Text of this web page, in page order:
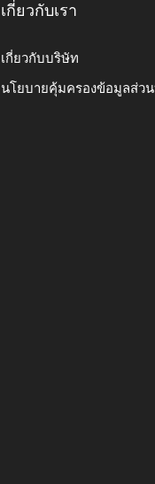
เกี่ยวกับเรา
เกี่ยวกับบริษัท
นโยบายคุ้มครองข้อมูลส่ว